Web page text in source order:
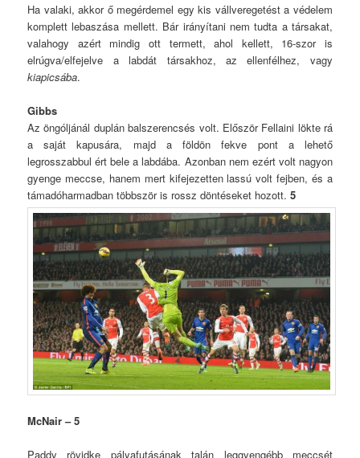
Ha valaki, akkor ő megérdemel egy kis vállveregetést a védelem
komplett lebaszása mellett. Bár irányítani nem tudta a társakat,
valahogy azért mindig ott termett, ahol kellett, 16-szor is
elrúgva/elfejelve a labdát társakhoz, az ellenfélhez, vagy
kiapicsába.
Gibbs
Az öngóljánál duplán balszerencsés volt. Először Fellaini lökte rá
a saját kapusára, majd a földön fekve pont a lehető
legrosszabbul ért bele a labdába. Azonban nem ezért volt nagyon
gyenge meccse, hanem mert kifejezetten lassú volt fejben, és a
támadóharmadban többször is rossz döntéseket hozott.5
McNair – 5
Paddy rövidke pályafutásának talán leggyengébb meccsét